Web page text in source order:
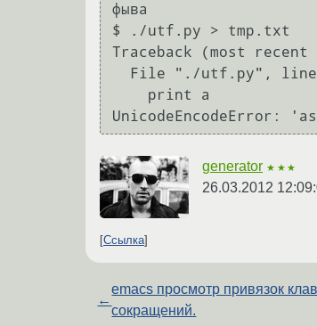
фыва
$ ./utf.py > tmp.txt
Traceback (most
generator ★★★
26.03.2012
Ссылка
←
emacs просмотр привязок
сокращений.